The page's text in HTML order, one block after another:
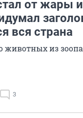
от жары
вся страна
из
3